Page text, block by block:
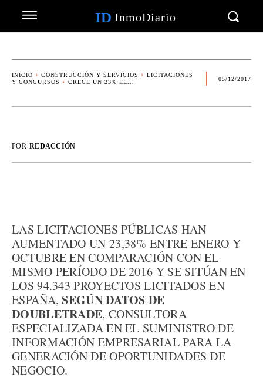
ID InmoDiario
INICIO CONSTRUCCIÓN Y SERVICIOS
LICITACIONES
Y CONCURSOS
CRECE UN 23% EL...
05/12/2017
POR REDACCIÓN
LAS LICITACIONES PÚBLICAS HAN
AUMENTADO UN 23,38% ENTRE ENERO Y
OCTUBRE EN COMPARACIÓN CON EL
MISMO PERÍODO DE 2016 Y SE SITÚAN EN
LOS 94.343 PROYECTOS LICITADOS EN
ESPAÑA,SEGÚN DATOS DE
DOUBLETRADE, CONSULTORA
ESPECIALIZADA EN EL SUMINISTRO DE
INFORMACIÓN EMPRESARIAL PARA LA
GENERACIÓN DE OPORTUNIDADES DE
NEGOCIO.